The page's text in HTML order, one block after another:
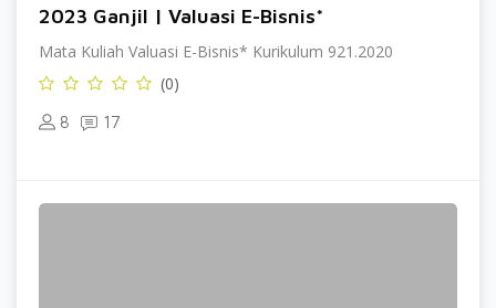
2023 Ganjil | Valuasi E-Bisnis*
Mata Kuliah Valuasi E-Bisnis* Kurikulum 921.2020
(0)
8 17